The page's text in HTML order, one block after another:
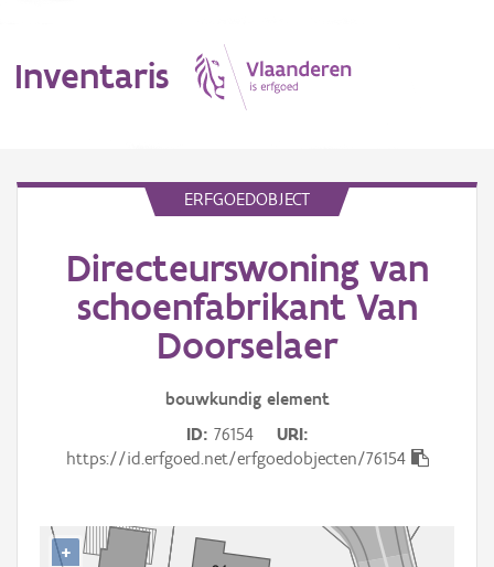
Inventaris
Erfgoedobject
Aanduidingsobject
Gebeurtenis
Downloads
ERFGOEDOBJECT
Directeurswoning van
schoenfabrikant Van
Doorselaer
bouwkundig element
ID 76154
URI
https://id.erfgoed.net/erfgoedobjecten/76154
+